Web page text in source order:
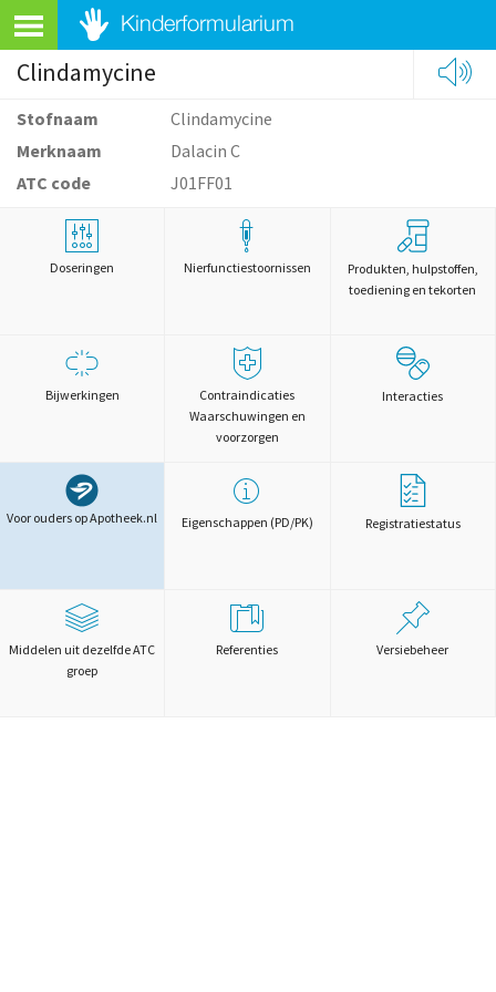
Clindamycine
Stofnaam
Clindamycine
Merknaam
Dalacin C
ATC code
J01FF01
Doseringen Nierfunctiestoornissen
Produkten, hulpstoffen,
toediening en tekorten
Bijwerkingen
Contraindicaties
Waarschuwingen en
voorzorgen
Interacties
Voor ouders op Apotheek.nl Eigenschappen (PD/PK) Registratiestatus
Middelen uit dezelfde ATC
groep
Referenties Versiebeheer